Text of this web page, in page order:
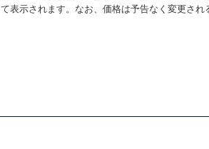
て表示されます。なお、価格は予告なく変更され